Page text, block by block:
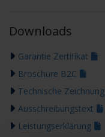
Downloads
Garantie Zertifikat
Broschüre B2C
Technische Zeichnung
Ausschreibungstext
Leistungserklärung